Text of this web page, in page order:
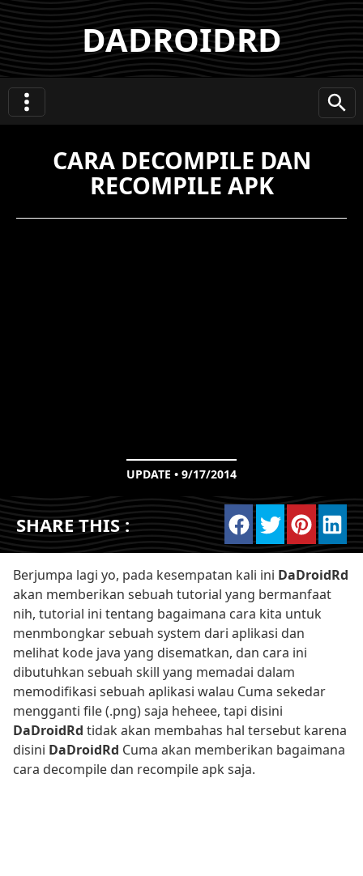
DADROIDRD
CARA DECOMPILE DAN
RECOMPILE APK
UPDATE • 9/17/2014
SHARE THIS :
Berjumpa lagi yo, pada kesempatan kali ini DaDroidRd
akan memberikan sebuah tutorial yang bermanfaat
nih, tutorial ini tentang bagaimana cara kita untuk
menmbongkar sebuah system dari aplikasi dan
melihat kode java yang disematkan, dan cara ini
dibutuhkan sebuah skill yang memadai dalam
memodifikasi sebuah aplikasi walau Cuma sekedar
mengganti file (.png) saja heheee, tapi disini
DaDroidRd tidak akan membahas hal tersebut karena
disini DaDroidRd Cuma akan memberikan bagaimana
cara decompile dan recompile apk saja.